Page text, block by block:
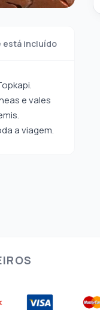
está incluído
e vales
a viagem.